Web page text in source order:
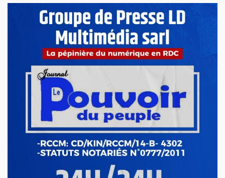
Nov 05, 2024
Fin des travaux de la réunion du comité
directeur des conseils des chargeurs africains,
UCCA.
Les assises de l'union des conseils des chargeurs africains,
UCCA en sigle, organisées par l'ogefrem �...
Nov 05, 2024